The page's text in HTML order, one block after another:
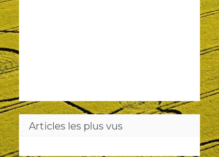
Articles les plus vus